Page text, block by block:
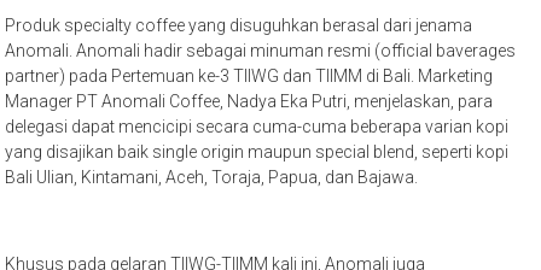
Produk specialty coffee yang disuguhkan berasal dari jenama
Anomali. Anomali hadir sebagai minuman resmi (official baverages
partner) pada Pertemuan ke-3 TIIWG dan TIIMM di Bali. Marketing
Manager PT Anomali Coffee, Nadya Eka Putri, menjelaskan, para
delegasi dapat mencicipi secara cuma-cuma beberapa varian kopi
yang disajikan baik single origin maupun special blend, seperti kopi
Bali Ulian, Kintamani, Aceh, Toraja, Papua, dan Bajawa.
Khusus pada gelaran TIIWG-TIIMM kali ini, Anomali juga